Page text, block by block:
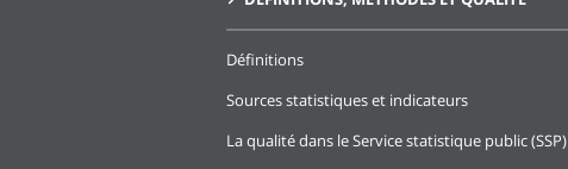
Définitions
Sources statistiques et indicateurs
La qualité dans le Service statistique public (SSP)